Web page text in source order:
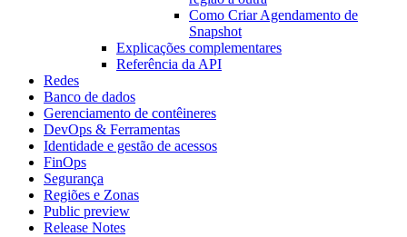
Como Criar Agendamento de
Snapshot
Explicações complementares
Referência da API
Redes
Banco de dados
Gerenciamento de contêineres
DevOps & Ferramentas
Identidade e gestão de acessos
FinOps
Segurança
Regiões e Zonas
Public preview
Release Notes